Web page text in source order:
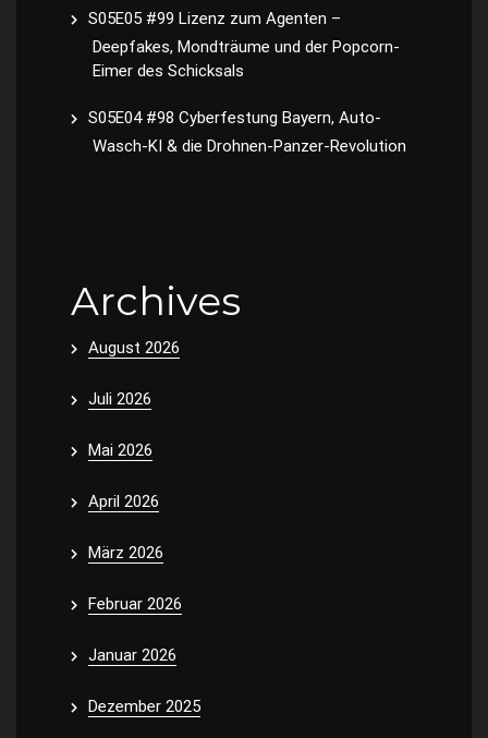
S05E05 #99 Lizenz zum Agenten –
Deepfakes, Mondträume und der Popcorn-
Eimer des Schicksals
S05E04 #98 Cyberfestung Bayern, Auto-
Wasch-KI & die Drohnen-Panzer-Revolution
Archives
August 2026
Juli 2026
Mai 2026
April 2026
März 2026
Februar 2026
Januar 2026
Dezember 2025